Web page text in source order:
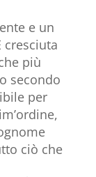
e un
cresciuta
più
secondo
per
ciò che